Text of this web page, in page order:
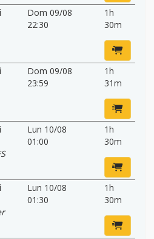
Dom 09/08
22:30
1h
30m
Dom 09/08
23:59
1h
31m
Lun 10/08
01:00
1h
30m
Lun 10/08
01:30
1h
30m